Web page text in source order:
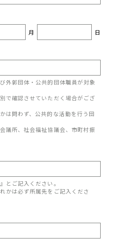
月 日
外郭団体・公共的団体職員が対象
で確認させていただく場合がござ
は問わず、公共的な活動を行う団
議所、社会福祉協議会、市町村振
とご記入ください。
かは必ず所属先をご記入くださ